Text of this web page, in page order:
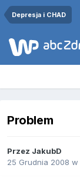
Depresja i CHAD
Problem
Przez JakubD
25 Grudnia 2008 w